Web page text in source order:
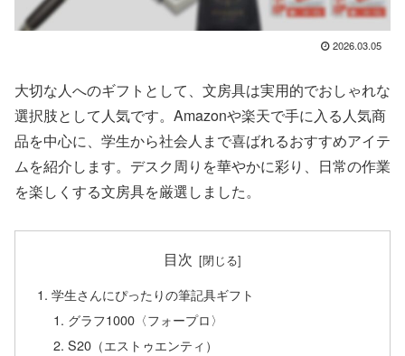
2026.03.05
大切な人へのギフトとして、文房具は実用的でおしゃれな
選択肢として人気です。Amazonや楽天で手に入る人気商
品を中心に、学生から社会人まで喜ばれるおすすめアイテ
ムを紹介します。デスク周りを華やかに彩り、日常の作業
を楽しくする文房具を厳選しました。
目次
学生さんにぴったりの筆記具ギフト
グラフ1000〈フォープロ〉
S20（エストゥエンティ）